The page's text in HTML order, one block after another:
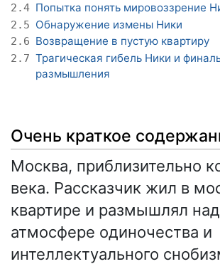
2.4 Попытка понять мировоззрение
2.5 Обнаружение измены Ники
2.6 Возвращение в пустую квартиру
2.7 Трагическая гибель Ники и
размышления
Очень краткое
Москва, приблизительно
века. Рассказчик жил в
квартире и размышлял
атмосфере одиночества и
интеллектуального